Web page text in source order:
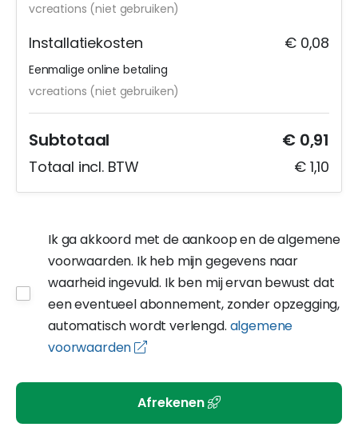
vcreations (niet gebruiken)
Installatiekosten
Eenmalige online betaling
vcreations (niet gebruiken)
€ 0,08
Subtotaal € 0,91
Totaal incl. BTW € 1,10
Ik ga akkoord met de aankoop en de algemene
voorwaarden. Ik heb mijn gegevens naar
waarheid ingevuld. Ik ben mij ervan bewust dat
een eventueel abonnement, zonder opzegging,
automatisch wordt verlengd. algemene
voorwaarden
Afrekenen